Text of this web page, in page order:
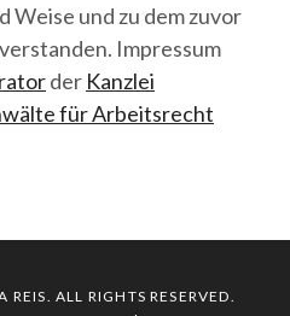
Weise und zu dem zuvor
Impressum
der Kanzlei
für Arbeitsrecht
REIS
. ALL RIGHTS RESERVED.